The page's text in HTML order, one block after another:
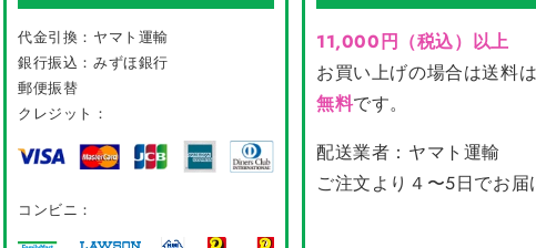
代金引換：ヤマト運輸
銀行振込：みずほ銀行
郵便振替
クレジット：
コンビニ：
11,000円（税込）以上
お買い上げの場合は送料は
無料です。
配送業者：ヤマト運輸
ご注文より４〜5日でお届